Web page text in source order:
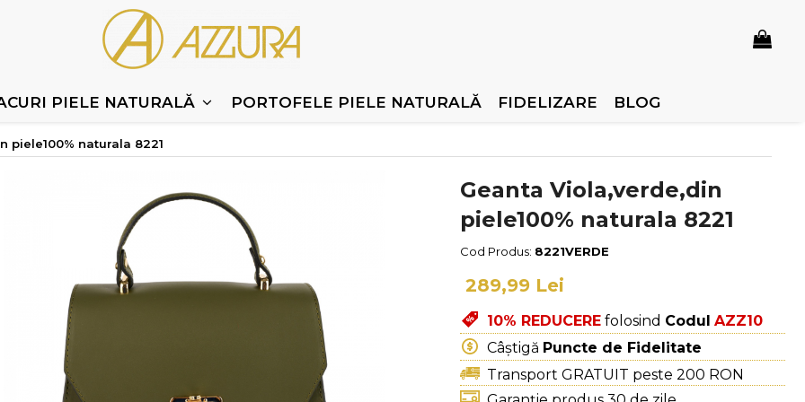
PIELE NATURALĂ PORTOFELE PIELE NATURALĂ FIDELIZARE BLOG
piele100% naturala 8221
Geanta Viola,verde,din
piele100% naturala 8221
Cod Produs: 8221VERDE
289,99 Lei
10% REDUCERE folosind Codul AZZ10
Câștigă Puncte de Fidelitate
Transport GRATUIT peste 200 RON